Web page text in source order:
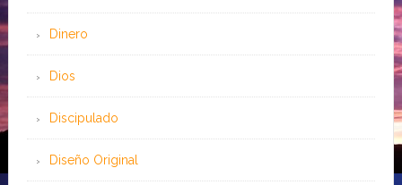
Dinero
Dios
Discipulado
Diseño Original